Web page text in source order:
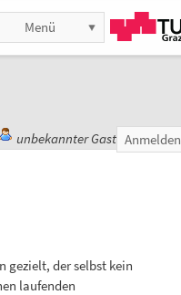
Menü
unbekannter Gast Anmelden
gezielt, der selbst kein
laufenden